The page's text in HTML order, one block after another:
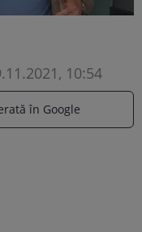
10:54
în Google